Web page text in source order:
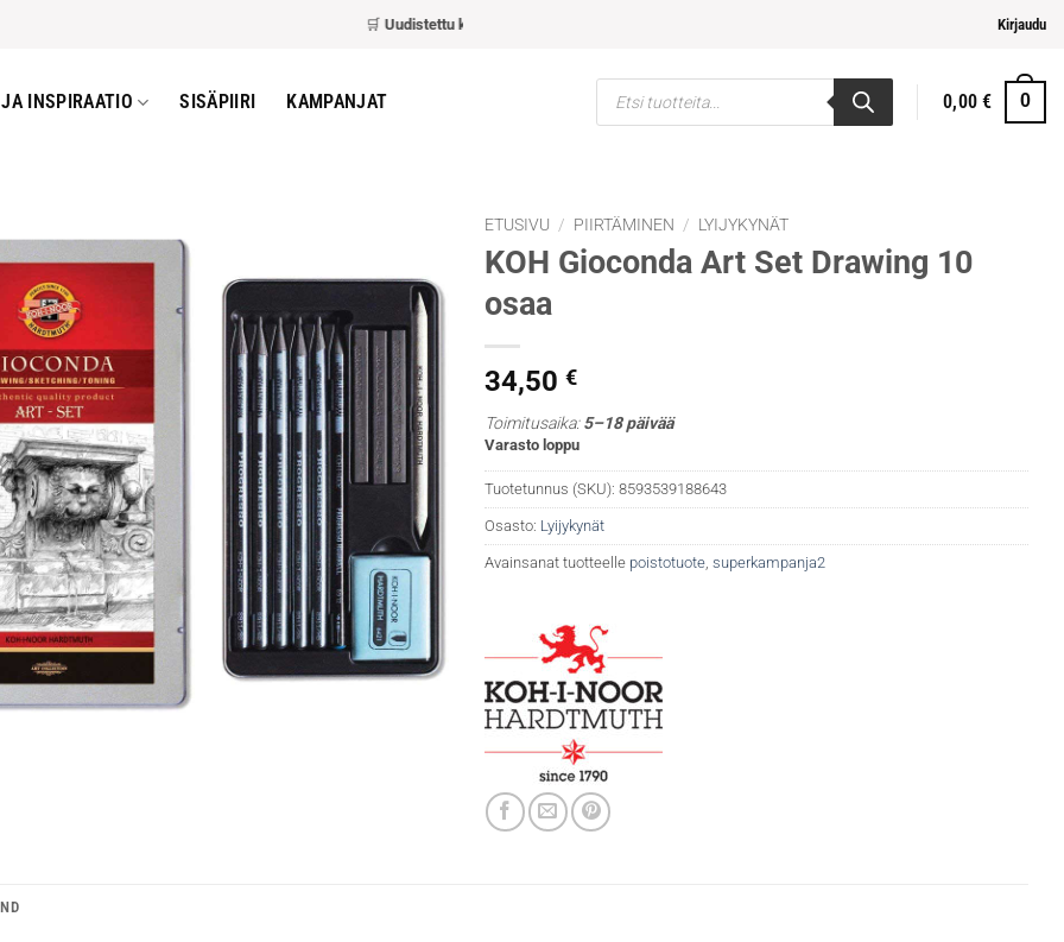
Uudistettu kassa Kirjaudu
INSPIRAATIO SISÄPIIRI KAMPANJAT
Products
search
0,00€ 0
ETUSIVU / PIIRTÄMINEN / LYIJYKYNÄT
KOH Gioconda Art Set Drawing 10
osaa
34,50 €
Toimitusaika:5–18 päivää
Varasto loppu
Tuotetunnus (SKU): 8593539188643
Osasto: Lyijykynät
Avainsanat tuotteelle poistotuote, superkampanja2